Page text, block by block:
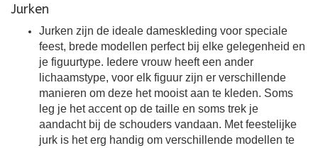
Jurken
Jurken zijn de ideale dameskleding voor speciale
feest, brede modellen perfect bij elke gelegenheid en
je figuurtype. Iedere vrouw heeft een ander
lichaamstype, voor elk figuur zijn er verschillende
manieren om deze het mooist aan te kleden. Soms
leg je het accent op de taille en soms trek je
aandacht bij de schouders vandaan. Met feestelijke
jurk is het erg handig om verschillende modellen te